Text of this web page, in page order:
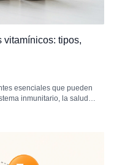
vitamínicos: tipos,
esenciales que pueden
inmunitario, la salud